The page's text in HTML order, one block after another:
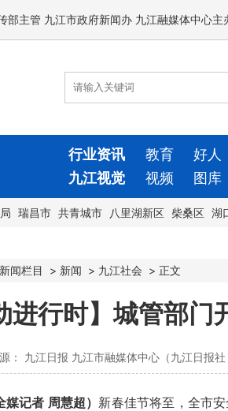
部主管 九江市政府新闻办 九江融媒体中心
行业资讯 教育 好人
九江视觉 视频 图库
瑞昌市 共青城市 八里湖新区 柴桑区 湖
新闻栏目 > 新闻 > 九江社会 > 正文
进行时】城管部
： 九江日报 九江市融媒体中心（九江日报
记者 周慧超） 新春佳节将至，全市